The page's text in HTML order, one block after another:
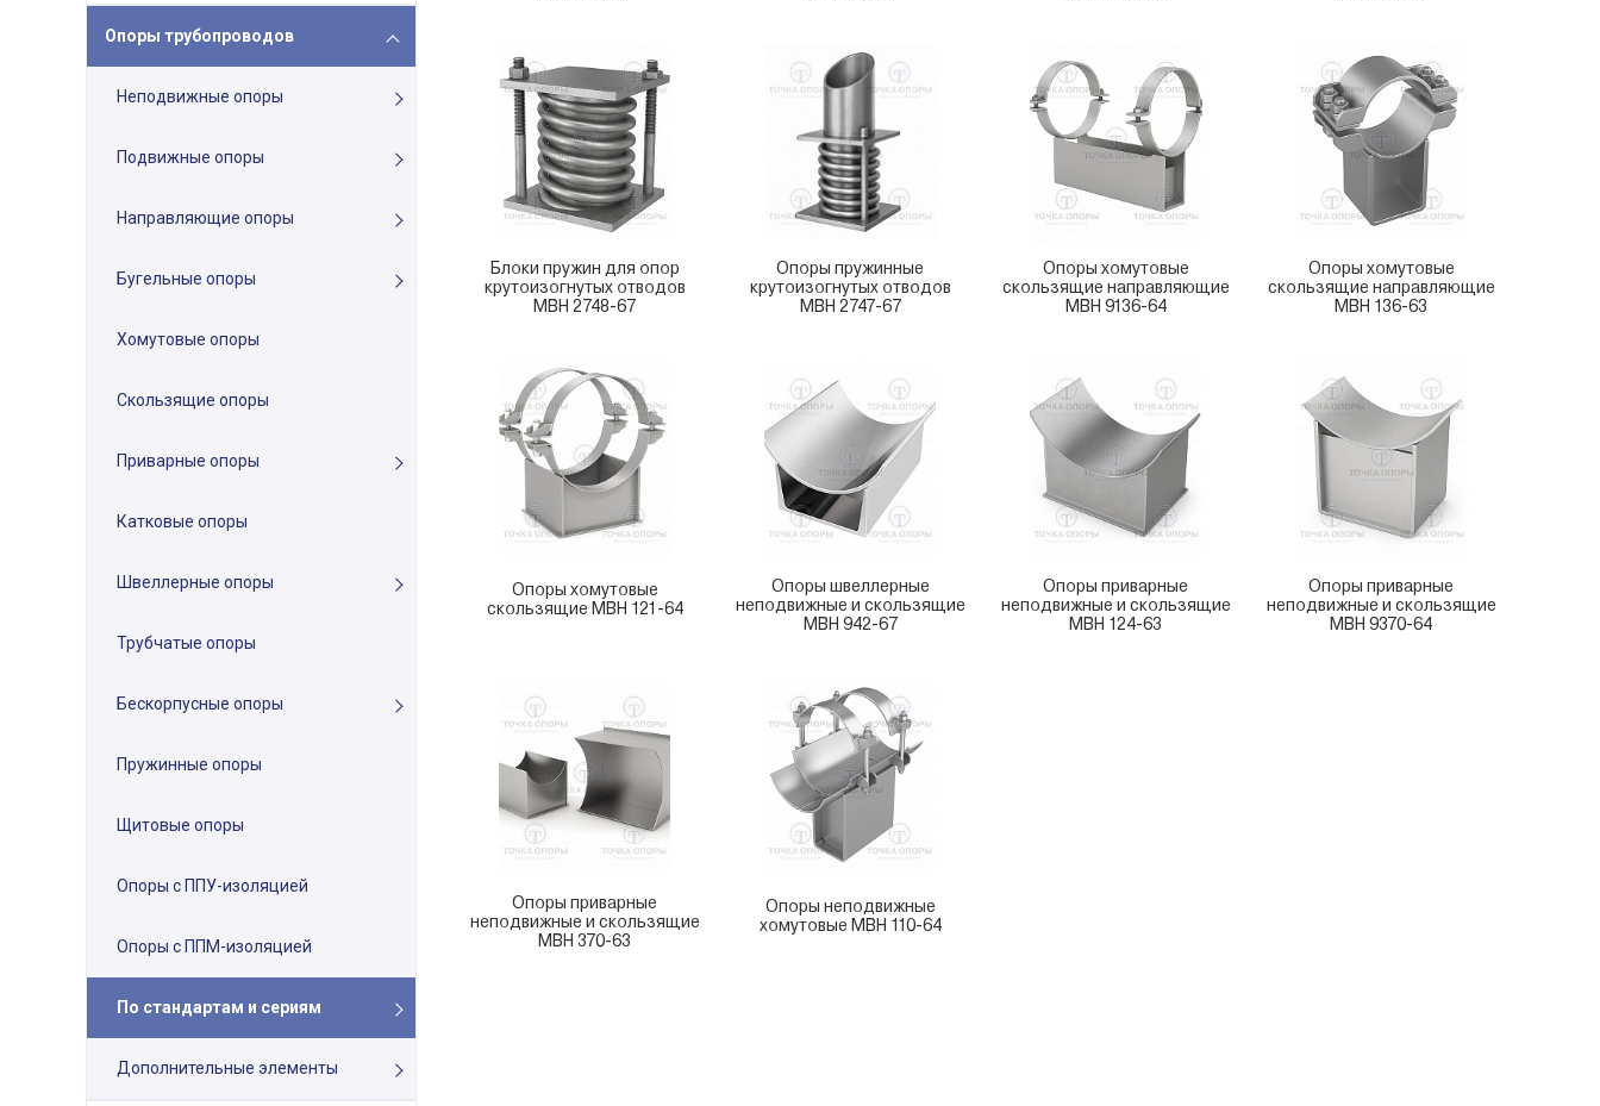
Опоры трубопроводов
Неподвижные опоры
Подвижные опоры
Направляющие опоры
Бугельные опоры
Хомутовые опоры
Скользящие опоры
Приварные опоры
Катковые опоры
Швеллерные опоры
Трубчатые опоры
Бескорпусные опоры
Пружинные опоры
Щитовые опоры
Опоры с ППУ-изоляцией
Опоры с ППМ-изоляцией
По стандартам и сериям
Дополнительные элементы
Блоки пружин для опор
крутоизогнутых отводов
МВН 2748-67
Опоры пружинные
крутоизогнутых отводов
МВН 2747-67
Опоры хомутовые
скользящие направляющие
МВН 9136-64
Опоры хомутовые
скользящие направляющие
МВН 136-63
Опоры хомутовые
скользящие МВН 121-64
Опоры швеллерные
неподвижные и скользящие
МВН 942-67
Опоры приварные
неподвижные и скользящие
МВН 124-63
Опоры приварные
неподвижные и скользящие
МВН 9370-64
Опоры приварные
неподвижные и скользящие
МВН 370-63
Опоры неподвижные
хомутовые МВН 110-64